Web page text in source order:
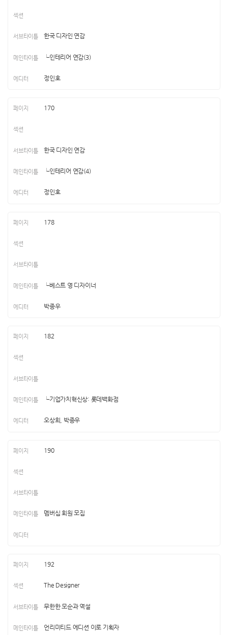
한국 디자인 연감
└인테리어 연감(3)
정인호
170
한국 디자인 연감
└인테리어 연감(4)
정인호
178
└베스트 영 디자이너
박종우
182
└기업가치혁신상: 롯데백화점
오상희, 박종우
190
멤버십 회원 모집
192
The Designer
무한한 모순과 역설
언리미티드 에디션 이로 기획자